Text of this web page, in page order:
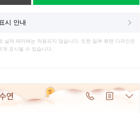
시 안내
실제 테마에는 적용되지 않습니다. 또한 일부 화면 디자인은
표시될 수 있습니다.